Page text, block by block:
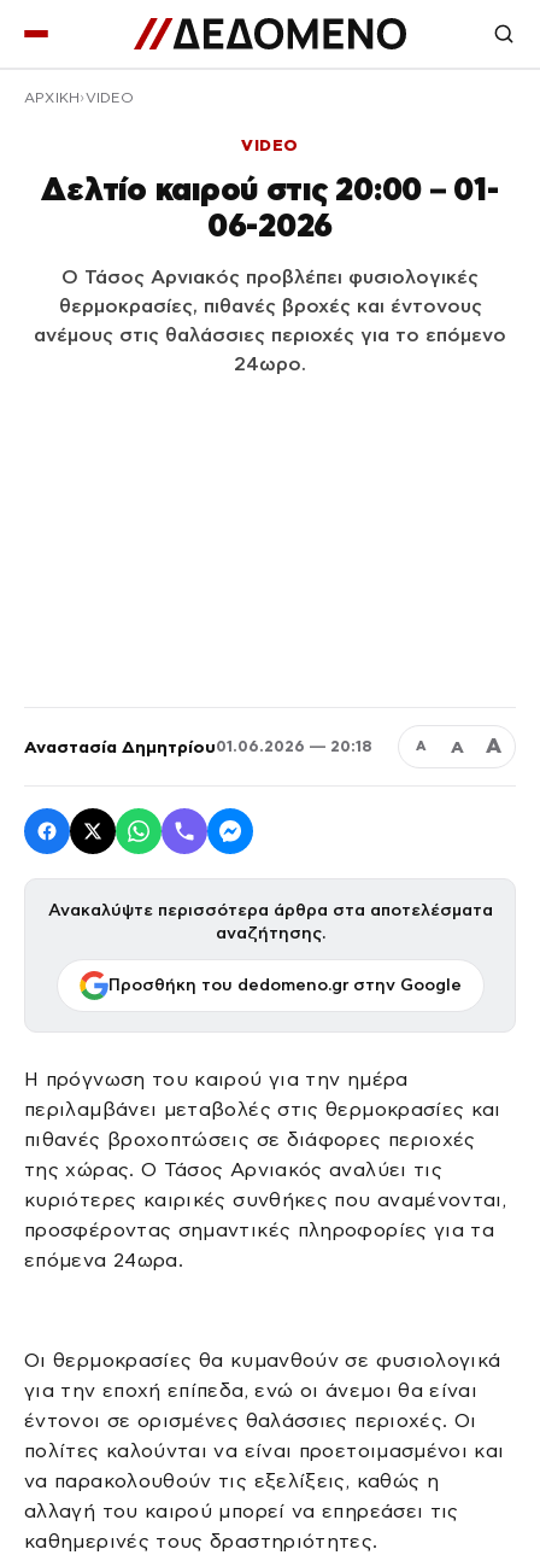
ΑΡΧΙΚΉ VIDEO
VIDEO
Δελτίο καιρού στις 20:00 – 01-
06-2026
Ο Τάσος Αρνιακός προβλέπει φυσιολογικές
θερμοκρασίες, πιθανές βροχές και έντονους
ανέμους στις θαλάσσιες περιοχές για το επόμενο
24ωρο.
Αναστασία Δημητρίου01.06.2026 — 20:18 Α Α Α
Ανακαλύψτε περισσότερα άρθρα στα αποτελέσματα
αναζήτησης.
Προσθήκη του dedomeno.gr στην Google
Η πρόγνωση του καιρού για την ημέρα
περιλαμβάνει μεταβολές στις θερμοκρασίες και
πιθανές βροχοπτώσεις σε διάφορες περιοχές
της χώρας. Ο Τάσος Αρνιακός αναλύει τις
κυριότερες καιρικές συνθήκες που αναμένονται,
προσφέροντας σημαντικές πληροφορίες για τα
επόμενα 24ωρα.
Οι θερμοκρασίες θα κυμανθούν σε φυσιολογικά
για την εποχή επίπεδα, ενώ οι άνεμοι θα είναι
έντονοι σε ορισμένες θαλάσσιες περιοχές. Οι
πολίτες καλούνται να είναι προετοιμασμένοι και
να παρακολουθούν τις εξελίξεις, καθώς η
αλλαγή του καιρού μπορεί να επηρεάσει τις
καθημερινές τους δραστηριότητες.